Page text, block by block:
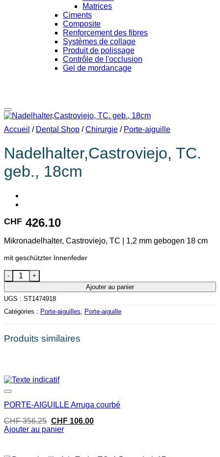
Matrices
Ciments
Composite
Renforcement des fibres
Systèmes de collage
Produit de polissage
Contrôle de l'occlusion
Gel de mordancage
Dans la liste de souhaits
Accueil / Dental Shop / Chirurgie / Porte-aiguille
Nadelhalter,Castroviejo, TC.
geb., 18cm
CHF 426.10
Mikronadelhalter, Castroviejo, TC | 1,2 mm gebogen 18 cm
mit geschützter Innenfeder
quantité de Nadelhalter,Castroviejo, TC. geb., 18cm
Ajouter au panier
UGS : ST1474918
Catégories : Porte-aiguilles Porte-aiguille
Produits similaires
PORTE-AIGUILLE Arruga courbé
CHF356.25 Le
prix
CHF106.00Le
Ajouter au panier